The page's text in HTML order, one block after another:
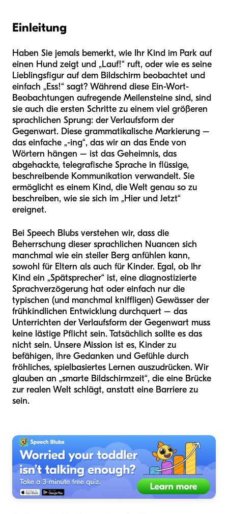
Einleitung
Haben Sie jemals bemerkt, wie Ihr Kind im Park auf
einen Hund zeigt und „Lauf!“ ruft, oder wie es seine
Lieblingsfigur auf dem Bildschirm beobachtet und
einfach „Ess!“ sagt? Während diese Ein-Wort-
Beobachtungen aufregende Meilensteine sind, sind
sie auch die ersten Schritte zu einem viel größeren
sprachlichen Sprung: der Verlaufsform der
Gegenwart. Diese grammatikalische Markierung –
das einfache „-ing“, das wir an das Ende von
Wörtern hängen – ist das Geheimnis, das
abgehackte, telegrafische Sprache in flüssige,
beschreibende Kommunikation verwandelt. Sie
ermöglicht es einem Kind, die Welt genau so zu
beschreiben, wie sie sich im „Hier und Jetzt“
ereignet.
Bei Speech Blubs verstehen wir, dass die
Beherrschung dieser sprachlichen Nuancen sich
manchmal wie ein steiler Berg anfühlen kann,
sowohl für Eltern als auch für Kinder. Egal, ob Ihr
Kind ein „Spätsprecher“ ist, eine diagnostizierte
Sprachverzögerung hat oder einfach nur die
typischen (und manchmal kniffligen) Gewässer der
frühkindlichen Entwicklung durchquert – das
Unterrichten der Verlaufsform der Gegenwart muss
keine lästige Pflicht sein. Tatsächlich sollte es das
nicht sein. Unsere Mission ist es, Kinder zu
befähigen, ihre Gedanken und Gefühle durch
fröhliches, spielbasiertes Lernen auszudrücken. Wir
glauben an „smarte Bildschirmzeit“, die eine Brücke
zur realen Welt schlägt, anstatt eine Barriere zu
sein.